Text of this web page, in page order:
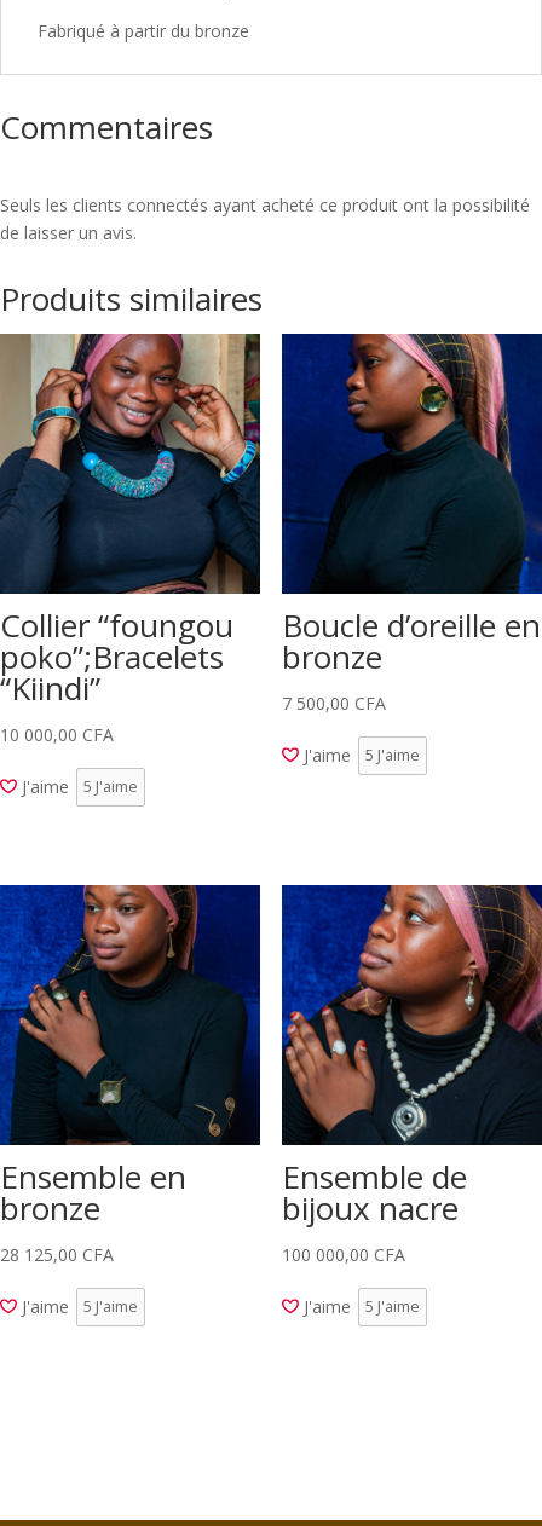
Fabriqué à partir du bronze
Commentaires
Seuls les clients connectés ayant acheté ce produit ont la possibilité
de laisser un avis.
Produits similaires
Collier “foungou
poko”;Bracelets
“Kiindi”
10 000,00 CFA
J'aime 5 J'aime
Boucle d’oreille en
bronze
7 500,00 CFA
J'aime 5 J'aime
Ensemble en
bronze
28 125,00 CFA
J'aime 5 J'aime
Ensemble de
bijoux nacre
100 000,00 CFA
J'aime 5 J'aime